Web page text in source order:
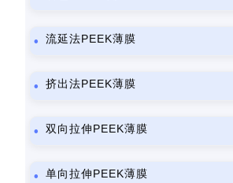
流延法PEEK薄膜
挤出法PEEK薄膜
双向拉伸PEEK薄膜
单向拉伸PEEK薄膜